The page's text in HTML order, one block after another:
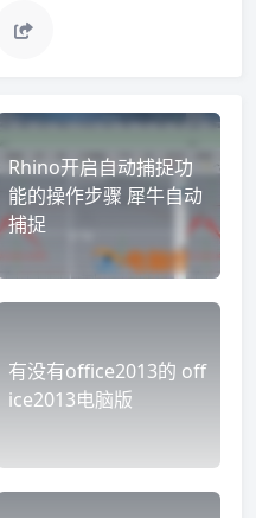
Rhino开启自动捕捉功
能的操作步骤 犀牛自动
捕捉
有没有office2013的 off
ice2013电脑版